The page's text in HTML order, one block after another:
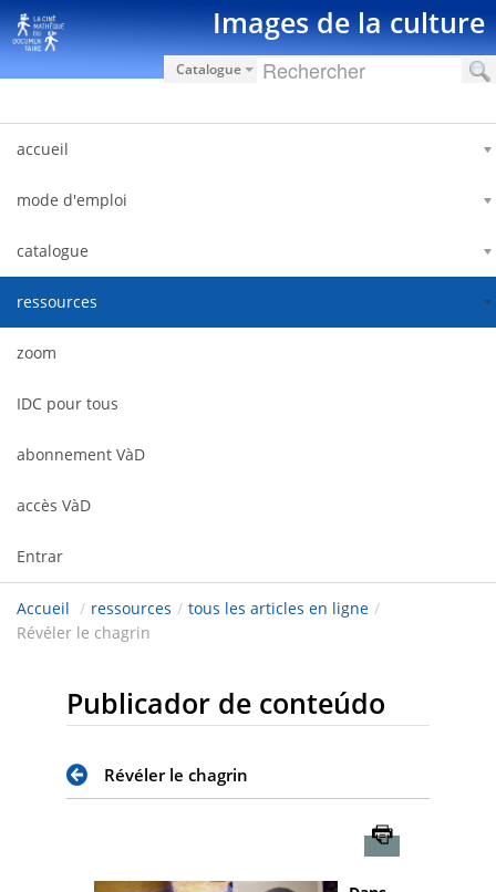
Pular para o conteúdo Images de la culture
Catalogue
accueil
mode d'emploi
catalogue
ressources
zoom
IDC pour tous
abonnement VàD
accès VàD
Entrar
Accueil / ressources / tous les articles en ligne /
Révéler le chagrin
Publicador de conteúdo
Révéler le chagrin